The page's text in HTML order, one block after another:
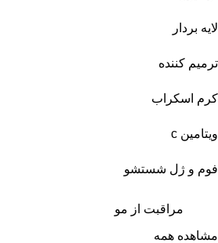
لایه بردار
ترمیم کننده
کرم اسکراب
ویتامین c
فوم و ژل شستشو
مراقبت از مو
مشاهده همه